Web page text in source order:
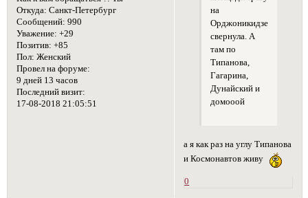
Откуда: Санкт-Петербург
Сообщений: 990
Уважение: +29
Позитив: +85
Пол: Женский
Провел на форуме:
9 дней 13 часов
Последний визит:
17-08-2018 21:05:51
на
Орджоникидзе
свернула. А
там по
Типанова,
Гагарина,
Дунайский и
домооой
а я как раз на углу Типанова
и Космонавтов живу
0